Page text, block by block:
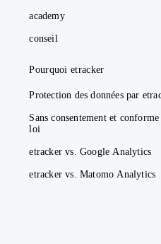
academy
conseil
Pourquoi etracker
Protection des données par
Sans consentement et
loi
etracker vs. Google Analytics
etracker vs. Matomo Analytics